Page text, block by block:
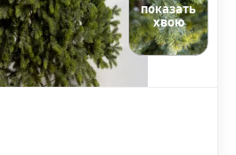
показать
хвою